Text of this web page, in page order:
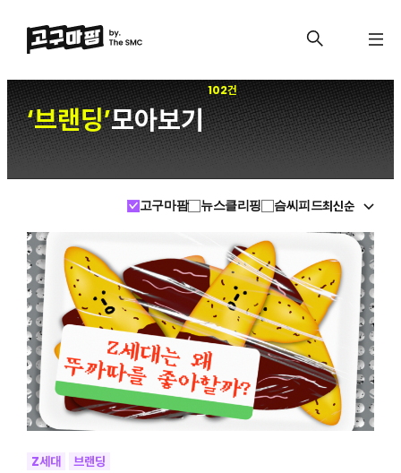
‘브랜딩’모아보기
102건
고구마팜 뉴스클리핑 슴씨피드최신순
Z세대 브랜딩